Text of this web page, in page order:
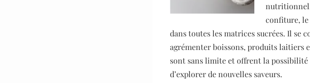
nutritionnel.
confiture, le
dans toutes les matrices sucrées. Il se
agrémenter boissons, produits laitiers
sont sans limite et offrent la
d’explorer de nouvelles saveurs.